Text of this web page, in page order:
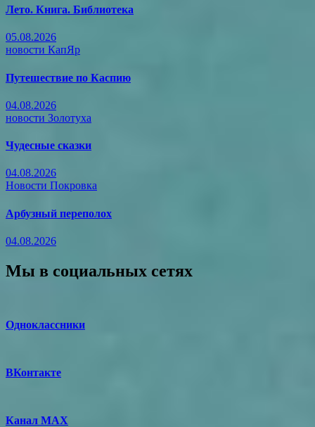
Лето. Книга. Библиотека
05.08.2026
новости КапЯр
Путешествие по Каспию
04.08.2026
новости Золотуха
Чудесные сказки
04.08.2026
Новости Покровка
Арбузный переполох
04.08.2026
Мы в социальных сетях
Одноклассники
ВКонтакте
Канал MAX